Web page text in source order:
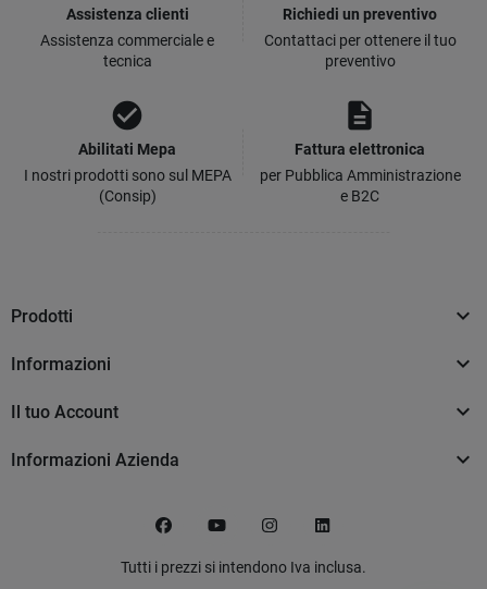
Assistenza clienti
Assistenza commerciale e
tecnica
Richiedi un preventivo
Contattaci per ottenere il tuo
preventivo
check_circle
Abilitati Mepa
I nostri prodotti sono sul MEPA
(Consip)
description
Fattura elettronica
per Pubblica Amministrazione
e B2C
Prodotti 
Informazioni 
Il tuo Account 
Informazioni Azienda 
Tutti i prezzi si intendono Iva inclusa.